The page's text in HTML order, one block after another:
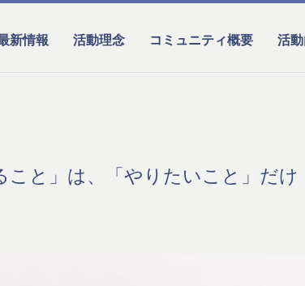
新情報 活動理念 コミュニティ概要 活
こと」は、「やりたいこと」だけ